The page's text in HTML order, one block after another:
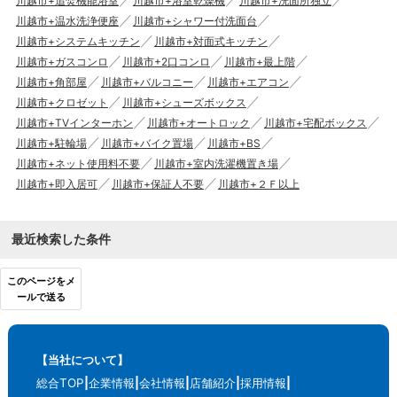
川越市+温水洗浄便座
川越市+シャワー付洗面台
川越市+システムキッチン
川越市+対面式キッチン
川越市+ガスコンロ
川越市+2口コンロ
川越市+最上階
川越市+角部屋
川越市+バルコニー
川越市+エアコン
川越市+クロゼット
川越市+シューズボックス
川越市+TVインターホン
川越市+オートロック
川越市+宅配ボックス
川越市+駐輪場
川越市+バイク置場
川越市+BS
川越市+ネット使用料不要
川越市+室内洗濯機置き場
川越市+即入居可
川越市+保証人不要 川越市+２Ｆ以上
最近検索した条件
このページをメ
ールで送る
【当社について】
総合TOP 企業情報 会社情報 店舗紹介 採用情報